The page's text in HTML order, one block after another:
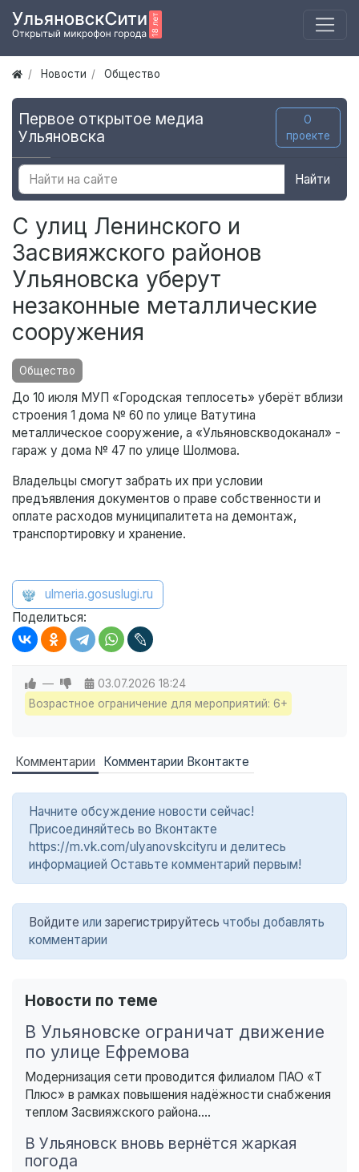
Новости Общество
Первое открытое медиа
Ульяновска
О
проекте
Найти
С улиц Ленинского и
Засвияжского районов
Ульяновска уберут
незаконные металлические
сооружения
Общество
До 10 июля МУП «Городская теплосеть» уберёт вблизи
строения 1 дома № 60 по улице Ватутина
металлическое сооружение, а «Ульяновскводоканал» -
гараж у дома № 47 по улице Шолмова.
Владельцы смогут забрать их при условии
предъявления документов о праве собственности и
оплате расходов муниципалитета на демонтаж,
транспортировку и хранение.
ulmeria.gosuslugi.ru
Поделиться:
— 03.07.2026 18:24
Возрастное ограничение для мероприятий: 6+
Комментарии Комментарии Вконтакте
Начните обсуждение новости сейчас!
Присоединяйтесь во Вконтакте
https://m.vk.com/ulyanovskcityru и делитесь
информацией Оставьте комментарий первым!
Войдите или зарегистрируйтесь чтобы добавлять
комментарии
Новости по теме
В Ульяновске ограничат движение
по улице Ефремова
Модернизация сети проводится филиалом ПАО «Т
Плюс» в рамках повышения надёжности снабжения
теплом Засвияжского района....
В Ульяновск вновь вернётся жаркая
погода